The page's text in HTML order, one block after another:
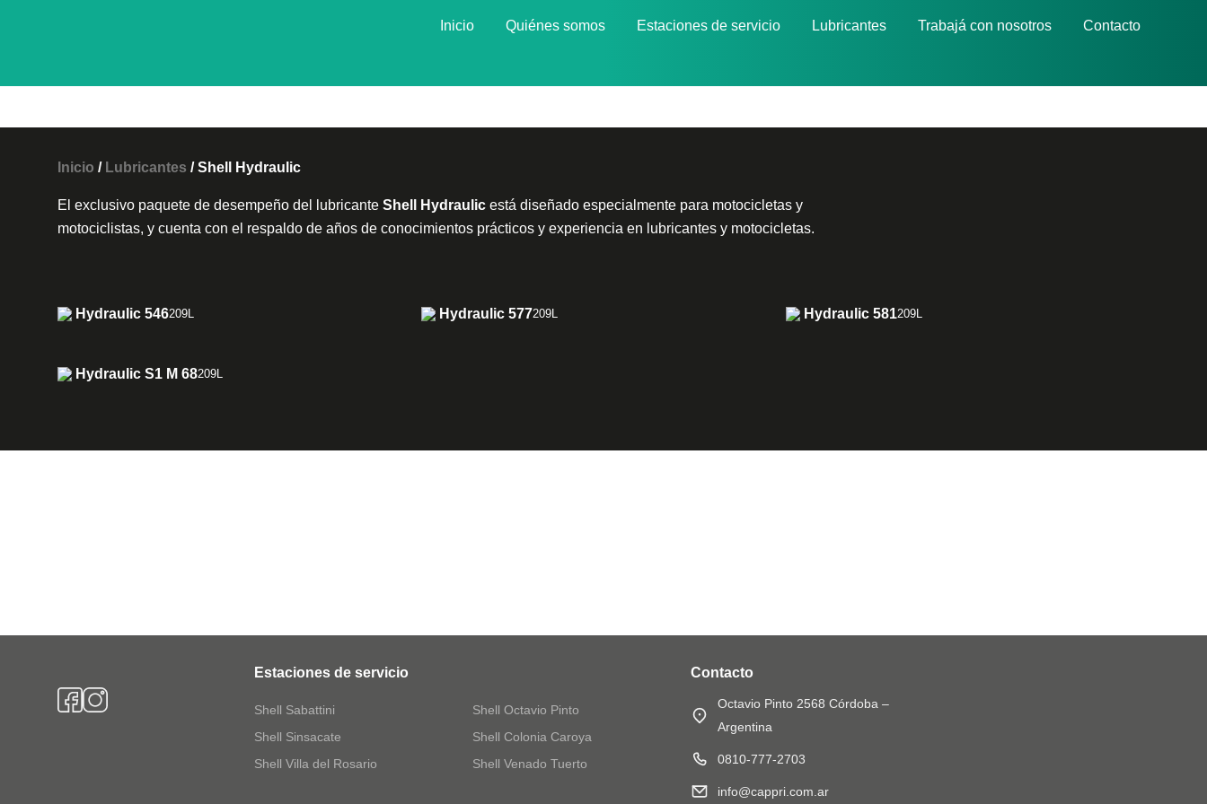
Inicio Quiénes somos Estaciones de servicio Lubricantes Trabajá con nosotros Contacto
Inicio / Lubricantes / Shell Hydraulic
El exclusivo paquete de desempeño del lubricante Shell Hydraulic está diseñado especialmente para motocicletas y
motociclistas, y cuenta con el respaldo de años de conocimientos prácticos y experiencia en lubricantes y motocicletas.
Hydraulic 546209L Hydraulic 577209L Hydraulic 581209L
Hydraulic S1 M 68209L
Estaciones de servicio
Shell Sabattini
Shell Octavio Pinto
Shell Sinsacate
Shell Colonia Caroya
Shell Villa del Rosario
Shell Venado Tuerto
Contacto
Octavio Pinto 2568 Córdoba –
Argentina
0810-777-2703
info@cappri.com.ar